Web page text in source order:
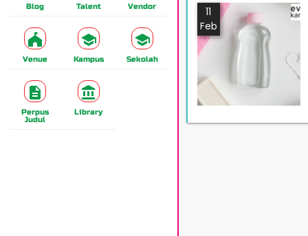
Blog Talent Vendor
Venue Kampus Sekolah
Perpus
Judul
Library
11
Feb